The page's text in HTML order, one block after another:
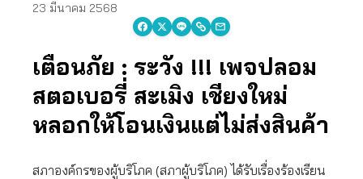
23 มีนาคม 2568
เตือนภัย : ระวัง !!! เพจปลอม
สตอเบอรี่ สะเมิง เชียงใหม่
หลอกให้โอนเงินแต่ไม่ส่งสินค้า
สภาองค์กรของผู้บริโภค (สภาผู้บริโภค) ได้รับเรื่องร้องเรียน